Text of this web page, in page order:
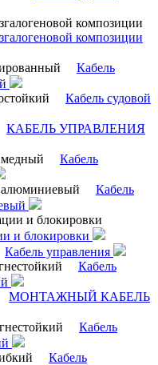
композиции
Кабель
Кабель судовой
КАБЕЛЬ УПРАВЛЕНИЯ
Кабель
Кабель
и блокировки
Кабель управления
Кабель
МОНТАЖНЫЙ КАБЕЛЬ
Кабель
Кабель